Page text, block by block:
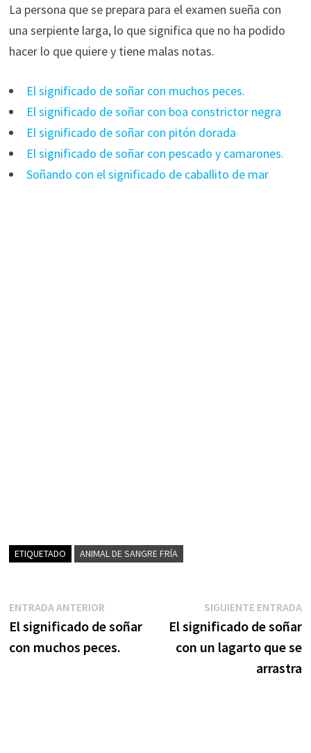
La persona que se prepara para el examen sueña con
una serpiente larga, lo que significa que no ha podido
hacer lo que quiere y tiene malas notas.
El significado de soñar con muchos peces.
El significado de soñar con boa constrictor negra
El significado de soñar con pitón dorada
El significado de soñar con pescado y camarones.
Soñando con el significado de caballito de mar
ETIQUETADO ANIMAL DE SANGRE FRÍA
Navegación
de
ENTRADA ANTERIOREntrada
anterior:
El significado de soñar
con muchos peces.
SIGUIENTE ENTRADA
El significado de soñar
con un lagarto que se
arrastra